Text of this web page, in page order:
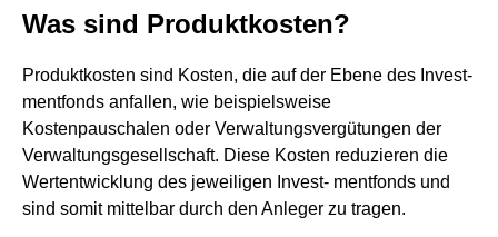
Was sind Produktkosten?
Produktkosten sind Kosten, die auf der Ebene des Invest-
mentfonds anfallen, wie beispielsweise
Kostenpauschalen oder Verwaltungsvergütungen der
Verwaltungsgesellschaft. Diese Kosten reduzieren die
Wertentwicklung des jeweiligen Invest- mentfonds und
sind somit mittelbar durch den Anleger zu tragen.